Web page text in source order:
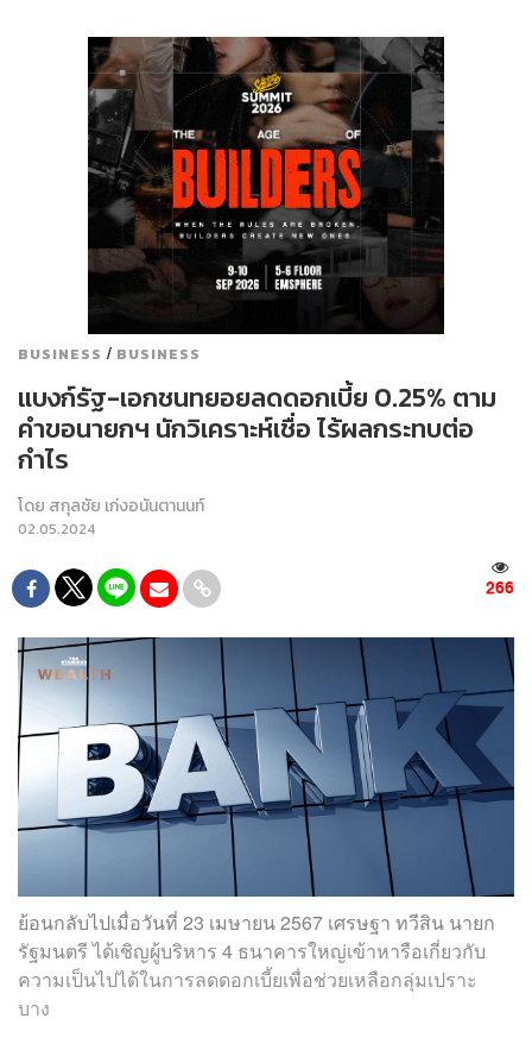
BUSINESS / BUSINESS
แบงก์รัฐ-เอกชนทยอยลดดอกเบี้ย 0.25% ตาม
คำขอนายกฯ นักวิเคราะห์เชื่อ ไร้ผลกระทบต่อ
กำไร
โดย สกุลชัย เก่งอนันตานนท์
02.05.2024
266
ย้อนกลับไปเมื่อวันที่ 23 เมษายน 2567 เศรษฐา ทวีสิน นายก
รัฐมนตรี ได้เชิญผู้บริหาร 4 ธนาคารใหญ่เข้าหารือเกี่ยวกับ
ความเป็นไปได้ในการลดดอกเบี้ยเพื่อช่วยเหลือกลุ่มเปราะ
บาง